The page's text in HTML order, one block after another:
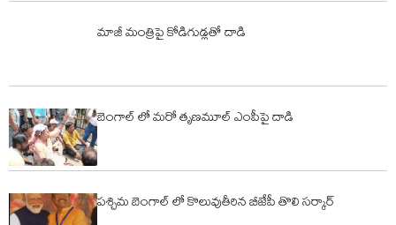
మాజీ మంత్రిపై కోడిగుడ్లతో దాడి
బెంగాల్ లో మరో తృణమూల్‌ ఎంపీపై దాడి
పశ్చిమ బెంగాల్ లో కొలువుతీరిన బీజేపీ తొలి సర్కార్